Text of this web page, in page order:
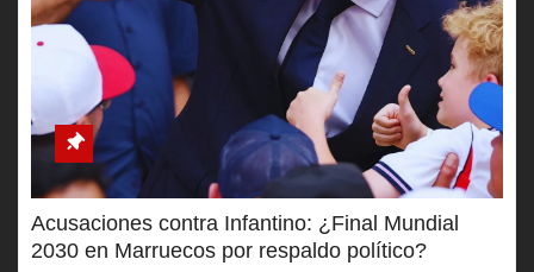
Acusaciones contra Infantino: ¿Final Mundial
2030 en Marruecos por respaldo político?